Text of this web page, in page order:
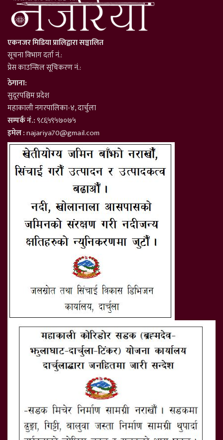
एकनजर मिडिया प्रालिद्वारा सञ्चालित
सूचना विभाग दर्ता नं.:
प्रेस काउन्सिल सूचिकरण नं.:
ठेगाना:
सुदूरपश्चिम प्रदेश
महाकाली नगरपालिका-४, दार्चुला
सम्पर्क नं.:९८६५९५७०७५
इमेल :najariya70@gmail.com